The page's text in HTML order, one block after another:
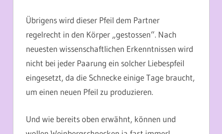
Übrigens wird dieser Pfeil dem Partner
regelrecht in den Körper „gestossen“. Nach
neuesten wissenschaftlichen Erkenntnissen wird
nicht bei jeder Paarung ein solcher Liebespfeil
eingesetzt, da die Schnecke einige Tage braucht,
um einen neuen Pfeil zu produzieren.
Und wie bereits oben erwähnt, können und